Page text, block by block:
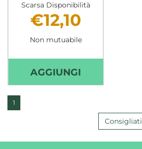
Scarsa Disponibilità
€12,10
Non mutuabile
AGGIUNGI
FL
CARRELLO
1
Consigliati